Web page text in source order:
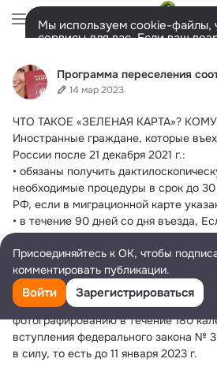
14 мар 2023
ЧТО ТАКОЕ «ЗЕЛЕНАЯ КАРТА»?
Иностранные граждане, которые
России после 21 декабря 2021 г.:
• обязаны получить
необходимые процедуры в срок до
РФ, если в миграционной карте
• в течение 90 дней со дня въезда,
в РФ с целью, которая не связана с
деятельностью.
*Иностранные граждане, которые
России до 21 декабря 2021 г. на срок
подлежат обязательной
фотографированию в течение 180
вступления федерального закона №
в силу, то есть до 11 января 2023 г.
Мы используем cookie-файлы,
сервисы для вас. Если ваш
представитель.
Разрешить все
Лента Участники 57K
Дополнительная
колонка
Всё405 Обсуждаемые
Присоединяйтесь к ОК, чтобы
комментировать публикации.
Войти Зарегистрироваться